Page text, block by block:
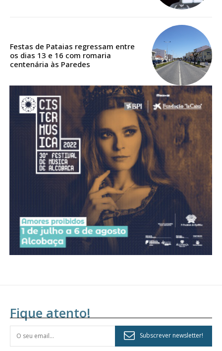
Festas de Pataias regressam entre
os dias 13 e 16 com romaria
centenária às Paredes
Fique atento!
Subscrever newsletter!